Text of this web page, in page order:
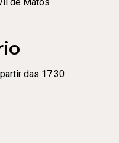
das 17:30